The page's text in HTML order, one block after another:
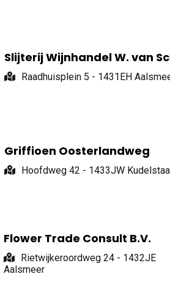
Slijterij Wijnhandel W. van
Raadhuisplein 5 - 1431EH
Griffioen Oosterlandweg
Hoofdweg 42 - 1433JW
Flower Trade Consult B.V.
Rietwijkeroordweg 24 - 1432JE
Aalsmeer